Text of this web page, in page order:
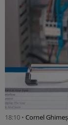
18:10 • Cornel